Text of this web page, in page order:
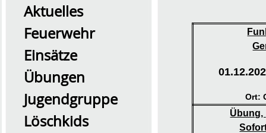
Aktuelles
Feuerwehr
Einsätze
Übungen
Jugendgruppe
Löschkids
Ort:
Übung,